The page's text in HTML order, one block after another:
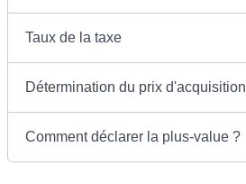
Taux de la taxe
Détermination du prix d'acquisition
Comment déclarer la plus-value ?